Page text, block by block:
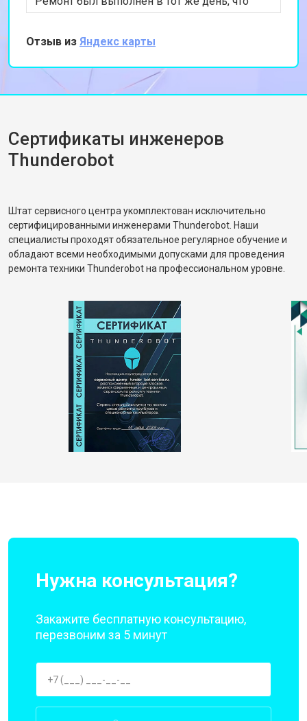
очень удобно. Теперь ноутбук работает
отлично, и я могу снова наслаждаться играми.
Спасибо за профессиональный подход и
быструю работу!
Отзыв из Яндекс карты
Сертификаты инженеров
Thunderobot
Штат сервисного центра укомплектован исключительно
сертифицированными инженерами Thunderobot. Наши
специалисты проходят обязательное регулярное обучение и
обладают всеми необходимыми допусками для проведения
ремонта техники Thunderobot на профессиональном уровне.
Нужна консультация?
Закажите бесплатную консультацию,
перезвоним за 5 минут